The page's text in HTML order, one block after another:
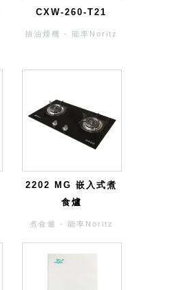
CXW-260-T21
抽油煙機 - 能率Noritz
2202 MG 嵌入式煮
食爐
煮食爐 - 能率Noritz